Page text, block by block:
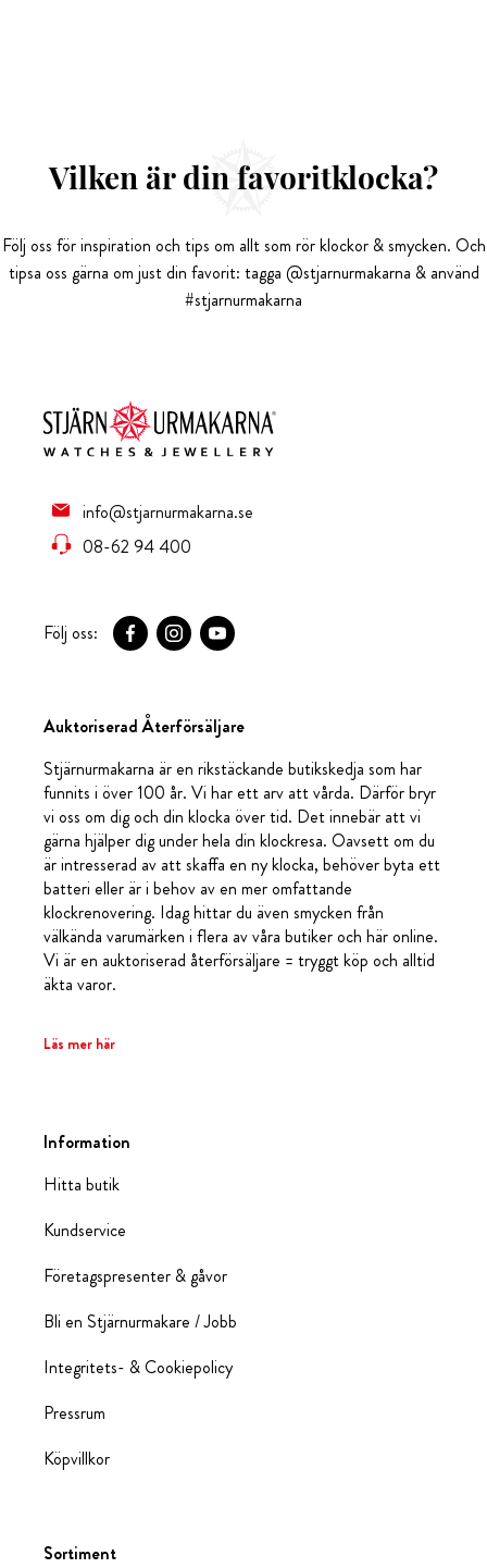
Vilken är din favoritklocka?
Följ oss för inspiration och tips om allt som rör klockor & smycken. Och
tipsa oss gärna om just din favorit: tagga @stjarnurmakarna & använd
#stjarnurmakarna
info@stjarnurmakarna.se
08-62 94 400
Följ oss:
Auktoriserad Återförsäljare
Stjärnurmakarna är en rikstäckande butikskedja som har
funnits i över 100 år. Vi har ett arv att vårda. Därför bryr
vi oss om dig och din klocka över tid. Det innebär att vi
gärna hjälper dig under hela din klockresa. Oavsett om du
är intresserad av att skaffa en ny klocka, behöver byta ett
batteri eller är i behov av en mer omfattande
klockrenovering. Idag hittar du även smycken från
välkända varumärken i flera av våra butiker och här online.
Vi är en auktoriserad återförsäljare = tryggt köp och alltid
äkta varor.
Läs mer här
Information
Hitta butik
Kundservice
Företagspresenter & gåvor
Bli en Stjärnurmakare / Jobb
Integritets- & Cookiepolicy
Pressrum
Köpvillkor
Sortiment